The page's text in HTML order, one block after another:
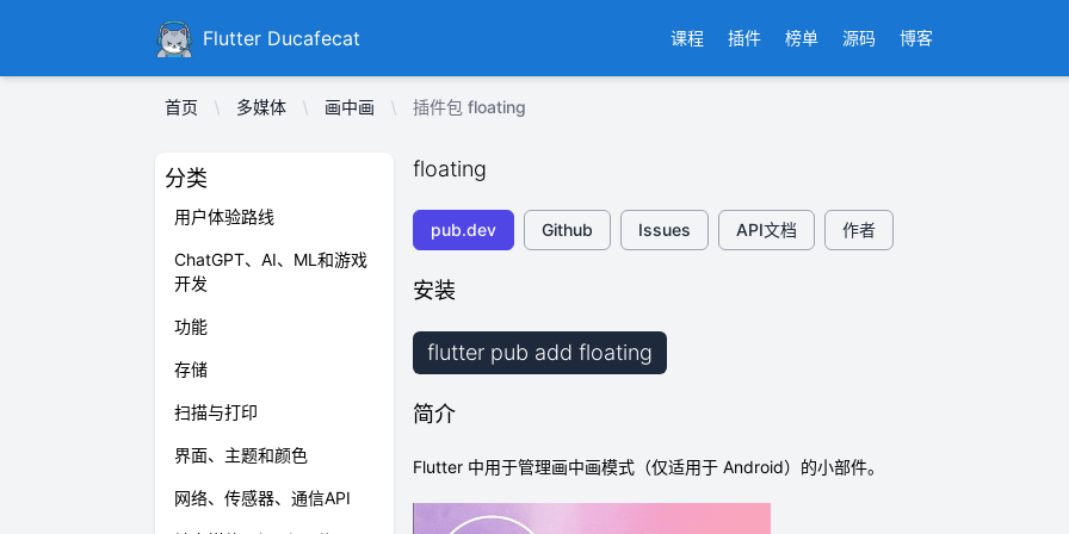
DucafecatFlutter Ducafecat 课程 插件 榜单 源码 博客
首页 多媒体 画中画 插件包 floating
分类
用户体验路线
ChatGPT、AI、ML和游戏
开发
功能
存储
扫描与打印
界面、主题和颜色
网络、传感器、通信API
floating
pub.dev Github Issues API文档 作者
安装
flutter pub add floating
简介
Flutter 中用于管理画中画模式（仅适用于 Android）的小部件。